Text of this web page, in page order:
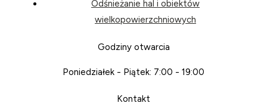
Odśnieżanie hal i obiektów
wielkopowierzchniowych
Godziny otwarcia
Poniedziałek - Piątek: 7:00 - 19:00
Kontakt